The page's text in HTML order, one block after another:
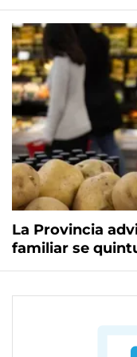
La Provincia
familiar se